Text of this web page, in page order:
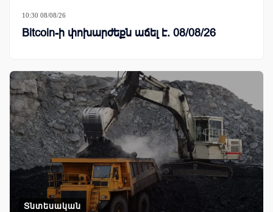
10:30 08/08/26
Bitcoin-ի փոխարժեքն աճել է. 08/08/26
Տնտեսական